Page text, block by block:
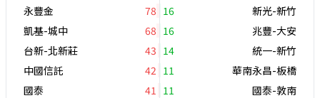
永豐金
78 16
新光-新竹
凱基-城中
68 16
兆豐-大安
台新-北新莊
43 14
統一-新竹
中國信託
42 11
華南永昌-板橋
國泰
41 11
國泰-敦南